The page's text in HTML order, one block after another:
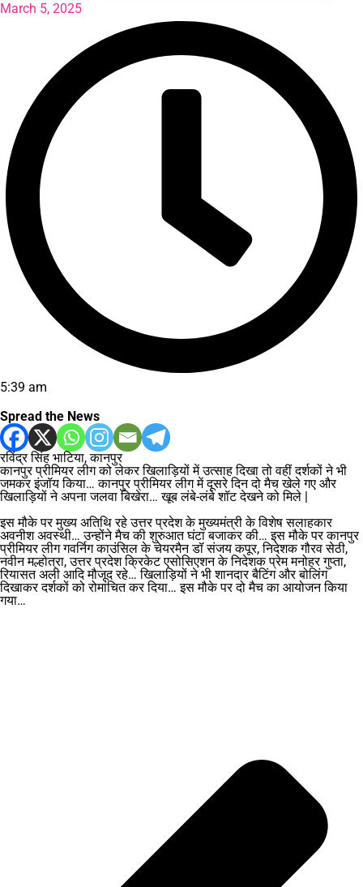
March 5, 2025
5:39 am
Spread the News
रविंद्र सिंह भाटिया, कानपुर
कानपुर प्रीमियर लीग को लेकर खिलाड़ियों में उत्साह दिखा तो वहीं दर्शकों ने भी
जमकर इंजॉय किया… कानपुर प्रीमियर लीग में दूसरे दिन दो मैच खेले गए और
खिलाड़ियों ने अपना जलवा बिखेरा… खूब लंबे-लंबे शॉट देखने को मिले |
इस मौके पर मुख्य अतिथि रहे उत्तर प्रदेश के मुख्यमंत्री के विशेष सलाहकार
अवनीश अवस्थी… उन्होंने मैच की शुरुआत घंटा बजाकर की… इस मौके पर कानपुर
प्रीमियर लीग गवर्निग काउंसिल के चेयरमैन डॉ संजय कपूर, निदेशक गौरव सेठी,
नवीन मल्होत्रा, उत्तर प्रदेश क्रिकेट एसोसिएशन के निदेशक प्रेम मनोहर गुप्ता,
रियासत अली आदि मौजूद रहे… खिलाड़ियों ने भी शानदार बैटिंग और बोलिंग
दिखाकर दर्शकों को रोमांचित कर दिया… इस मौके पर दो मैच का आयोजन किया
गया…